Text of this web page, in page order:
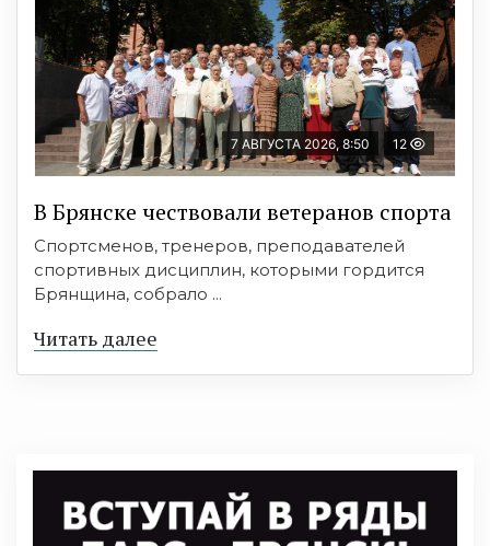
7 АВГУСТА 2026, 8:50 12
В Брянске чествовали ветеранов спорта
Спортсменов, тренеров, преподавателей
спортивных дисциплин, которыми гордится
Брянщина, собрало ...
Читать далее